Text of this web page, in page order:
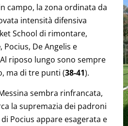
campo, la zona ordinata da
intensità difensiva
School di rimontare,
, Pocius, De Angelis e
riposo lungo sono sempre
ma di tre punti (38-41).
sembra rinfrancata,
la supremazia dei padroni
di Pocius appare esagerata e